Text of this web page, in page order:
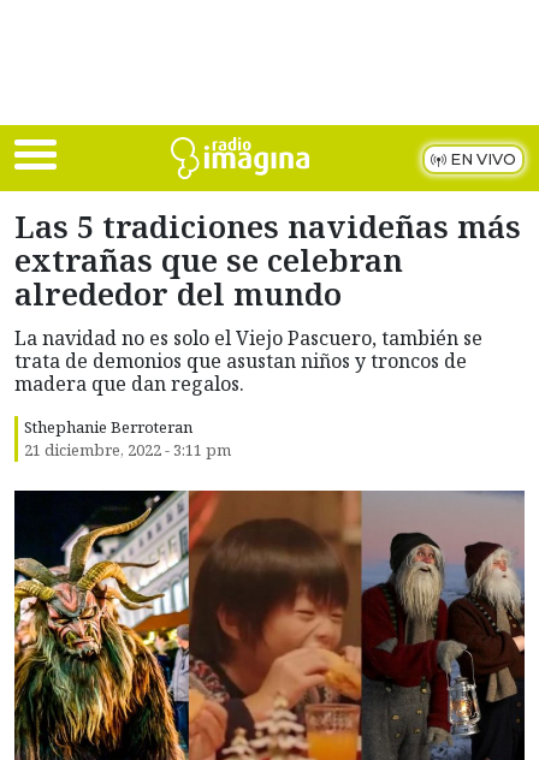
EN VIVO
Las 5 tradiciones navideñas más
extrañas que se celebran
alrededor del mundo
La navidad no es solo el Viejo Pascuero, también se
trata de demonios que asustan niños y troncos de
madera que dan regalos.
Sthephanie Berroteran
21 diciembre, 2022 - 3:11 pm